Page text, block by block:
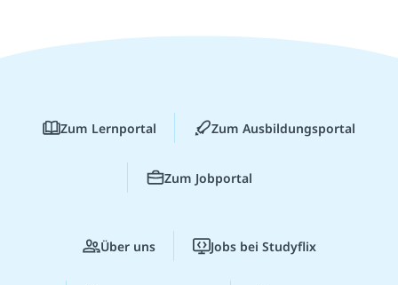
Zum Lernportal Zum Ausbildungsportal
Zum Jobportal
Über uns Jobs bei Studyflix